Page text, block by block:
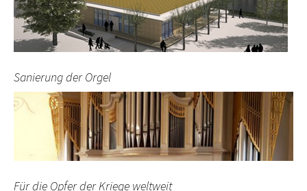
Sanierung der Orgel
Für die Opfer der Kriege weltweit